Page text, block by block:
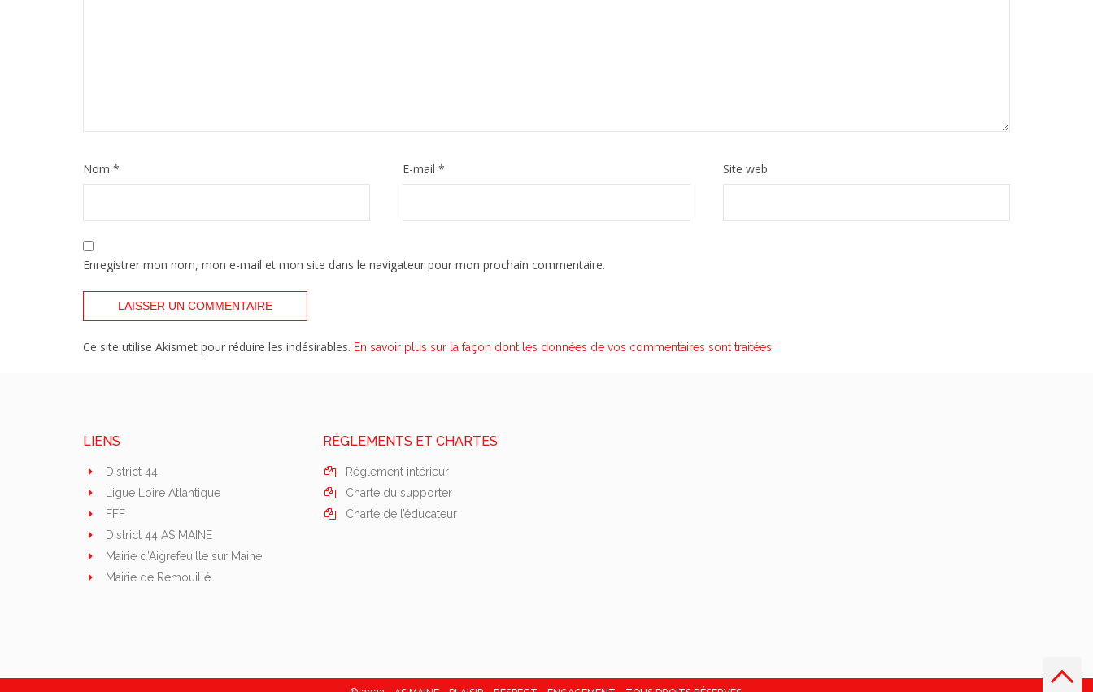
Nom * E-mail* Site web
Enregistrer mon nom, mon e-mail et mon site dans le navigateur pour mon prochain commentaire.
Ce site utilise Akismet pour réduire les indésirables. En savoir plus sur la façon dont les données de vos commentaires sont traitées.
LIENS
District 44
Ligue Loire Atlantique
FFF
District 44 AS MAINE
Mairie d’Aigrefeuille sur Maine
Mairie de Remouillé
RÉGLEMENTS ET CHARTES
Réglement intérieur
Charte du supporter
Charte de l’éducateur